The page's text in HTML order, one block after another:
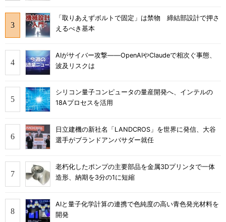
「取りあえずボルトで固定」は禁物 締結部設計で押さ
えるべき基本
AIがサイバー攻撃――OpenAIやClaudeで相次ぐ事態、
波及リスクは
シリコン量子コンピュータの量産開発へ、インテルの
18Aプロセスを活用
日立建機の新社名「LANDCROS」を世界に発信、大谷
選手がブランドアンバサダー就任
老朽化したポンプの主要部品を金属3Dプリンタで一体
造形、納期を3分の1に短縮
AIと量子化学計算の連携で色純度の高い青色発光材料を
開発